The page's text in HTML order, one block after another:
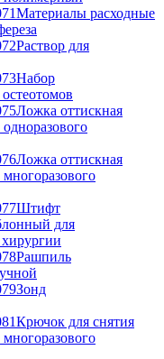
Материалы расходные
Раствор для
Набор
Ложка оттискная
Ложка оттискная
многоразового
Штифт
для
Рашпиль
Зонд
Крючок для снятия